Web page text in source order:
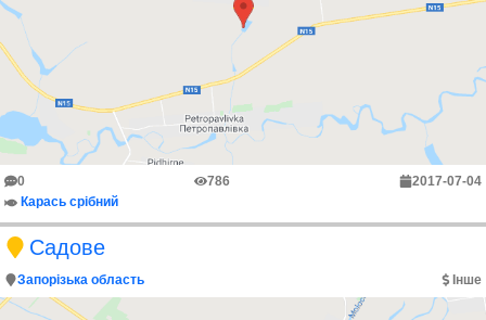
0 786
2017-07-04
Карась срібний
Садове
Запорізька область Інше